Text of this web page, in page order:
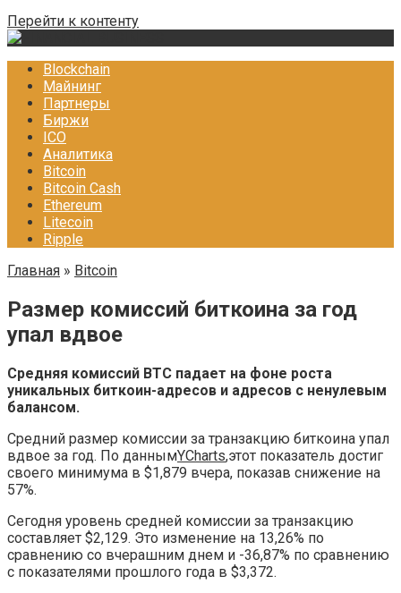
Перейти к контенту
Blockchain
Майнинг
Партнеры
Биржи
ICO
Аналитика
Bitcoin
Bitcoin Cash
Ethereum
Litecoin
Ripple
Главная » Bitcoin
Размер комиссий биткоина за год
упал вдвое
Средняя комиссий ВТС падает на фоне роста
уникальных биткоин-адресов и адресов с ненулевым
балансом.
Средний размер комиссии за транзакцию биткоина упал
вдвое за год. По даннымYCharts,этот показатель достиг
своего минимума в $1,879 вчера, показав снижение на
57%.
Сегодня уровень средней комиссии за транзакцию
составляет $2,129. Это изменение на 13,26% по
сравнению со вчерашним днем ​​и -36,87% по сравнению
с показателями прошлого года в $3,372.